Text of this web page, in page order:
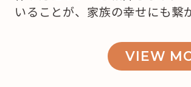
いることが、家族の幸せにも繋
VIEW